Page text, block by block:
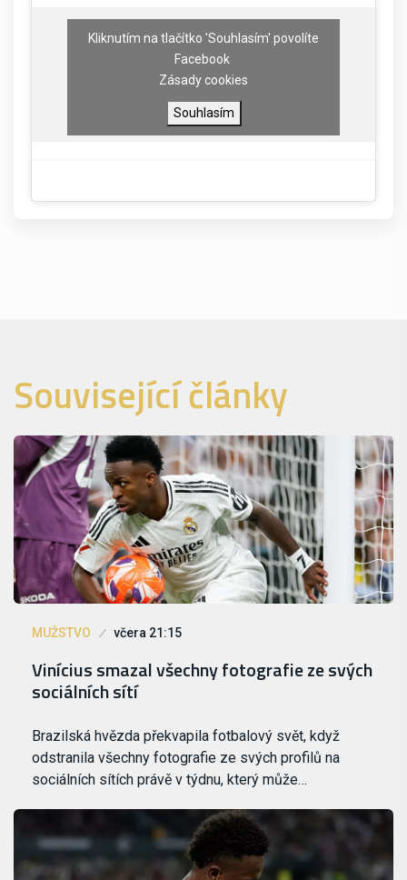
Kliknutím na tlačítko 'Souhlasím' povolíte
Facebook
Zásady cookies
Souhlasím
Související články
MUŽSTVO včera 21:15
Vinícius smazal všechny fotografie ze svých
sociálních sítí
Brazilská hvězda překvapila fotbalový svět, když
odstranila všechny fotografie ze svých profilů na
sociálních sítích právě v týdnu, který může…